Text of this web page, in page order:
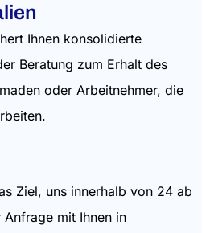
Ihnen konsolidierte
Beratung zum Erhalt des
oder Arbeitnehmer, die
Ziel, uns innerhalb von 24 ab
mit Ihnen in